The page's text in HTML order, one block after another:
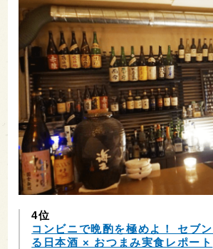
4位
コンビニで晩酌を極めよ！ セブ
る日本酒 × おつまみ実食レポート